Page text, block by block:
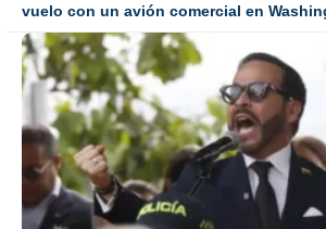
vuelo con un avión comercial en